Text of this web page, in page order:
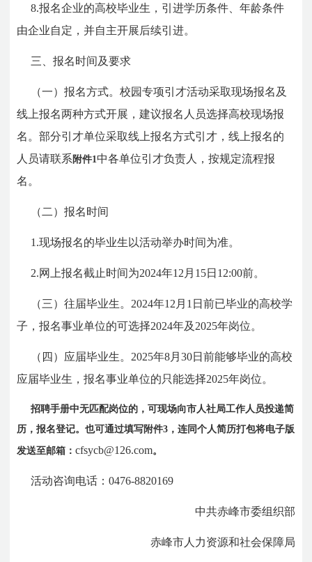
8.报名企业的高校毕业生，引进学历条件、年龄条件
由企业自定，并自主开展后续引进。
三、报名时间及要求
（一）报名方式。校园专项引才活动采取现场报名及
线上报名两种方式开展，建议报名人员选择高校现场报
名。部分引才单位采取线上报名方式引才，线上报名的
人员请联系附件1 中各单位引才负责人，按规定流程报
名。
（二）报名时间
1.现场报名的毕业生以活动举办时间为准。
2.网上报名截止时间为2024年12月15日12:00前。
（三）往届毕业生。2024年12月1日前已毕业的高校学
子，报名事业单位的可选择2024年及2025年岗位。
（四）应届毕业生。2025年8月30日前能够毕业的高校
应届毕业生，报名事业单位的只能选择2025年岗位。
招聘手册中无匹配岗位的，可现场向市人社局工作人员投递简
历，报名登记。也可通过填写附件3，连同个人简历打包将电子版
发送至邮箱：cfsycb@126.com。
活动咨询电话：0476-8820169
中共赤峰市委组织部
赤峰市人力资源和社会保障局